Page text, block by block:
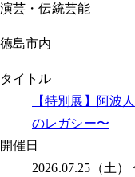
演芸・伝統芸能
徳島市内
タイトル
【特別展】阿波
のレガシー〜
開催日
2026.07.25（土）